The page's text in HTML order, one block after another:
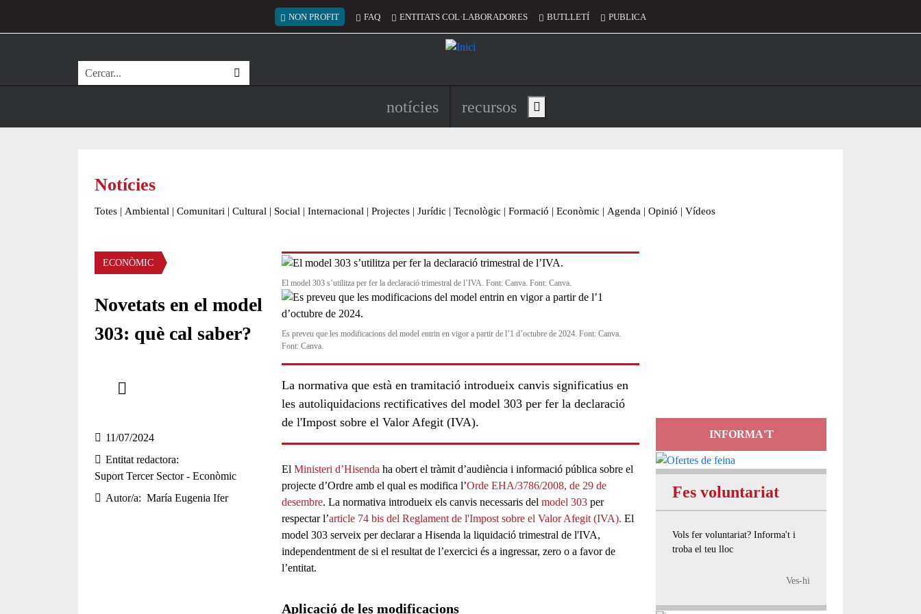
Menú del compte d'usuari
NON PROFIT FAQ ENTITATS COL·LABORADORES BUTLLETÍ PUBLICA
Cerca
Navegació principal de l'encapçalament
notícies recursos Show main menu
Notícies
Totes | Ambiental | Comunitari | Cultural | Social | Internacional | Projectes | Jurídic | Tecnològic | Formació | Econòmic | Agenda | Opinió | Vídeos
Àmbit de la notícia
ECONÒMIC
Novetats en el model
303: què cal saber?
11/07/2024
Entitat redactora
Suport Tercer Sector - Econòmic
Autor/a
María Eugenia Ifer
El model 303 s’utilitza per fer la declaració trimestral de l’IVA. Font: Canva. Font: Canva.
Es preveu que les modificacions del model entrin en vigor a partir de l’1 d’octubre de 2024. Font: Canva.
Font: Canva.
La normativa que està en tramitació introdueix canvis significatius en
les autoliquidacions rectificatives del model 303 per fer la declaració
de l'Impost sobre el Valor Afegit (IVA).
El Ministeri d’Hisenda ha obert el tràmit d’audiència i informació pública sobre el
projecte d’Ordre amb el qual es modifica l’Orde EHA/3786/2008, de 29 de
desembre. La normativa introdueix els canvis necessaris del model 303per
respectar l’article 74 bis del Reglament de l'Impost sobre el Valor Afegit (IVA). El
model 303serveix per declarar a Hisenda la liquidació trimestral de l'IVA,
independentment de si el resultat de l’exercici és a ingressar, zero o a favor de
l’entitat.
Aplicació de les modificacions
INFORMA'T
Fes voluntariat
Vols fer voluntariat? Informa't i
troba el teu lloc
Ves-hi